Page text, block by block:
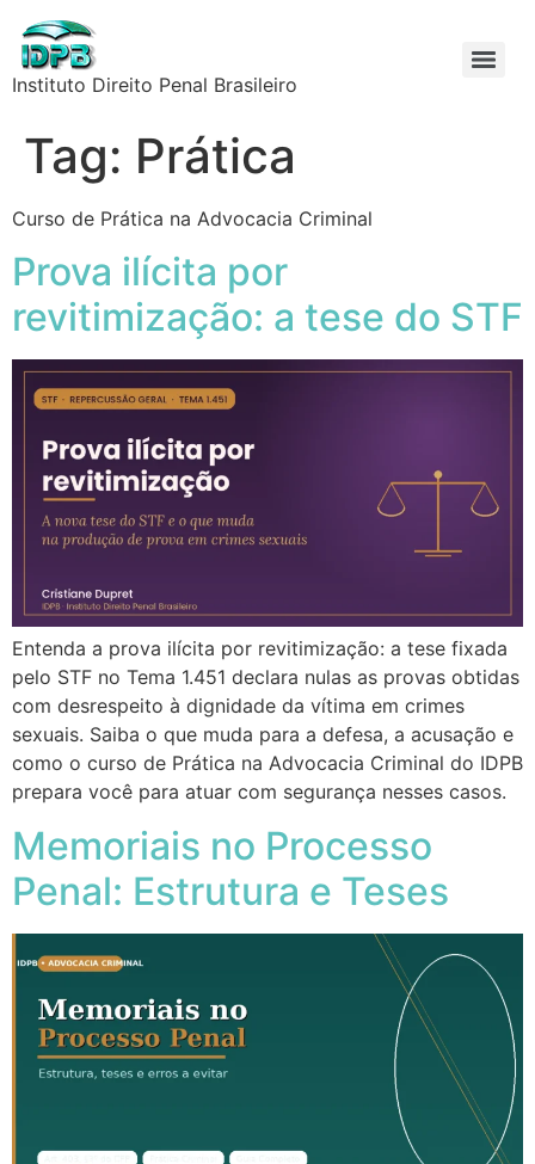
Instituto Direito Penal Brasileiro
Tag: Prática
Curso de Prática na Advocacia Criminal
Prova ilícita por
revitimização: a tese do STF
Entenda a prova ilícita por revitimização: a tese fixada
pelo STF no Tema 1.451 declara nulas as provas obtidas
com desrespeito à dignidade da vítima em crimes
sexuais. Saiba o que muda para a defesa, a acusação e
como o curso de Prática na Advocacia Criminal do IDPB
prepara você para atuar com segurança nesses casos.
Memoriais no Processo
Penal: Estrutura e Teses